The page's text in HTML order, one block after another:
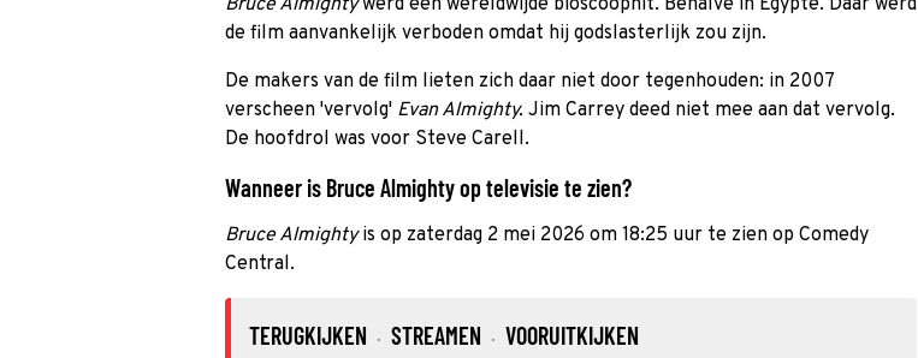
Bruce Almightywerd een wereldwijde bioscoophit. Behalve in Egypte. Daar werd
de film aanvankelijk verboden omdat hij godslasterlijk zou zijn.
De makers van de film lieten zich daar niet door tegenhouden: in 2007
verscheen 'vervolg' Evan Almighty. Jim Carrey deed niet mee aan dat vervolg.
De hoofdrol was voor Steve Carell.
Wanneer is Bruce Almighty op televisie te zien?
Bruce Almightyis op zaterdag 2 mei 2026 om 18:25 uur te zien op Comedy
Central.
TERUGKIJKEN · STREAMEN · VOORUITKIJKEN